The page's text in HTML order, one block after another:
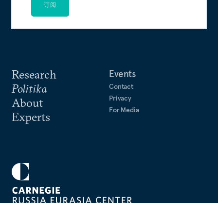
Research
Politika
About
Experts
Events
Contact
Privacy
For Media
订阅